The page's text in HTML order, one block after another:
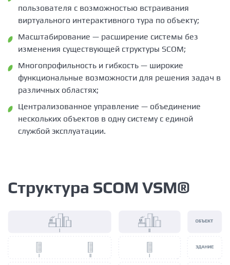
пользователя с возможностью встраивания
виртуального интерактивного тура по объекту;
Масштабирование — расширение системы без
изменения существующей структуры SCOM;
Многопрофильность и гибкость — широкие
функциональные возможности для решения задач в
различных областях;
Централизованное управление — объединение
нескольких объектов в одну систему с единой
службой эксплуатации.
Структура SCOM VSM®